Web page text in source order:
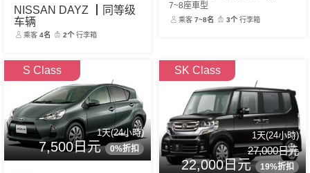
NISSAN DAYZ ┃同等级
车辆
乘客4名 2个行李箱
7~8座車型
乘客7~8名 3个行李箱
S Class
1天(24小時)
7,500日元 0%折扣
SK Class
1天(24小時)
27,000日元
22,000日元 19%折扣